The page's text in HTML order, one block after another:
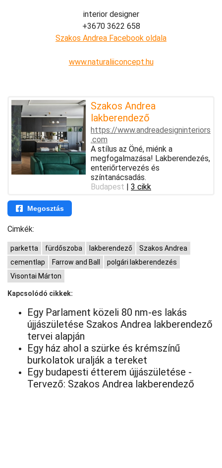
interior designer
+3670 3622 658
Szakos Andrea Facebook oldala
www.naturaliiconcept.hu
Szakos Andrea
lakberendező
https://www.andreadesigninteriors
.com
A stílus az Öné, miénk a
megfogalmazása! Lakberendezés,
enteriőrtervezés és
színtanácsadás.
Budapest | 3 cikk
Megosztás
Cimkék:
parketta fürdőszoba lakberendező
Szakos Andrea
cementlap
Farrow and Ball
polgári lakberendezés
Visontai Márton
Kapcsolódó cikkek:
Egy Parlament közeli 80 nm-es lakás
újjászületése Szakos Andrea lakberendező
tervei alapján
Egy ház ahol a szürke és krémszínű
burkolatok uralják a tereket
Egy budapesti étterem újjászületése -
Tervező: Szakos Andrea lakberendező